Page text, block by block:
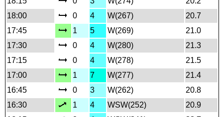
18:00
0 4 W(267)
20.7
17:45
1 5 W(269)
21.0
17:30
0 4 W(280)
21.3
17:15
0 4 W(278)
21.5
17:00
1 7 W(277)
21.4
16:45
0 3 W(262)
20.8
16:30
1 4 WSW(252)
20.9